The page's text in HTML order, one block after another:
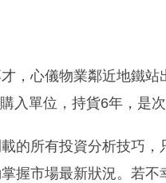
，心儀物業鄰近地鐵
入單位，持貨6年，是
的所有投資分析技巧
握市場最新狀況。若